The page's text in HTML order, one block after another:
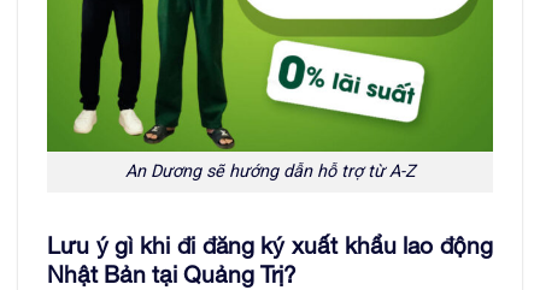
An Dương sẽ hướng dẫn hỗ trợ từ A-Z
Lưu ý gì khi đi đăng ký xuất khẩu lao động
Nhật Bản tại Quảng Trị?